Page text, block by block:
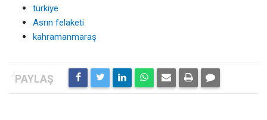
türkiye
Asrın felaketi
kahramanmaraş